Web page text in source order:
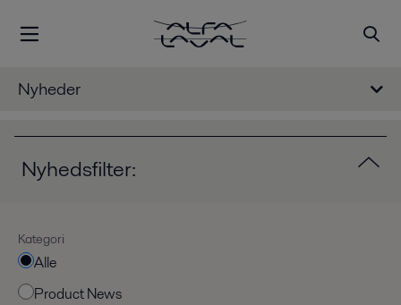
Nyheder
Nyhedsfilter:
Kategori
Alle
Product News